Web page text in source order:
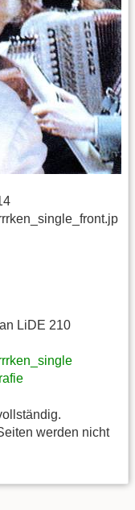
LiDE 210
werden nicht